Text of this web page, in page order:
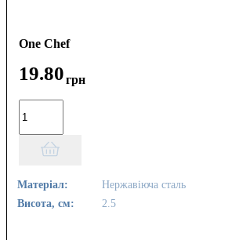
One Chef
19.80грн
Матеріал:
Нержавіюча сталь
Висота, см:
2.5